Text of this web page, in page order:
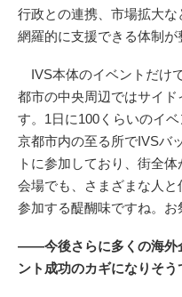
行政との連携、市場拡大
網羅的に支援できる体制が
IVS本体のイベントだけ
都市の中央周辺ではサイ
す。1日に100くらいのイ
京都市内の至る所でIVSバ
トに参加しており、街全
会場でも、さまざまな人
参加する醍醐味ですね。お
――今後さらに多くの海外
ント成功のカギになりそう